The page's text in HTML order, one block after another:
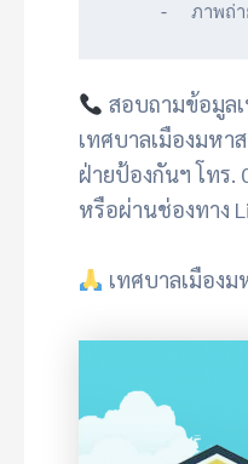
-  ภา
สอบถามข้อมูล
เทศบาลเมืองมหา
ฝ่ายป้องกันฯ โทร.
หรือผ่านช่องทาง
เทศบาลเมือง